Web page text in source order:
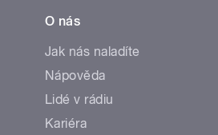
O nás
Jak nás naladíte
Nápověda
Lidé v rádiu
Kariéra